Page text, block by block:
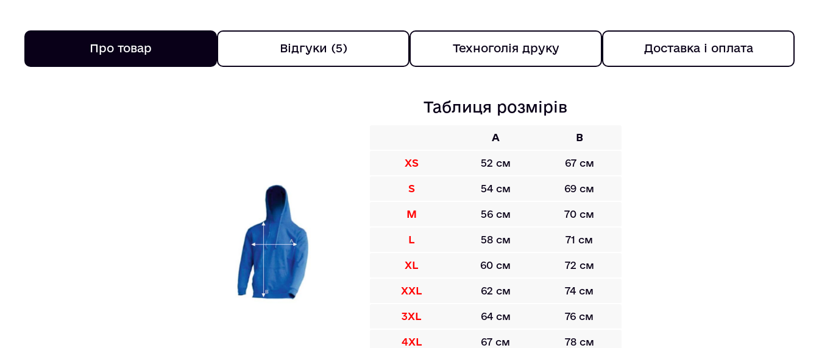
Про товар Відгуки (5) Техноголія друку Доставка і оплата
Таблиця розмірів
A B
XS 52 см 67 см
S 54 см 69 см
M 56 см 70 см
L 58 см 71 см
XL 60 см 72 см
XXL 62 см 74 см
3XL 64 см 76 см
4XL 67 см 78 см